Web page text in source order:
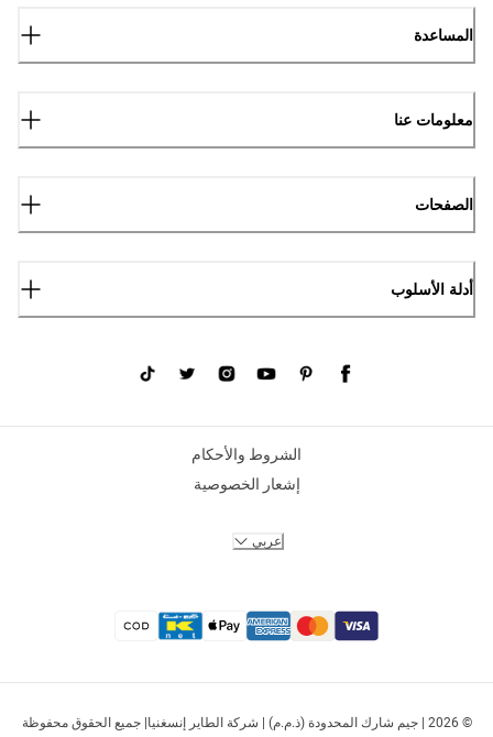
المساعدة
معلومات عنا
الصفحات
أدلة الأسلوب
© 2026 | جيم شارك المحدودة (ذ.م.م) | شركة الطاير إنسغنيا| جميع الحقوق محفوظة
الشروط والأحكام
إشعار الخصوصية
عربي